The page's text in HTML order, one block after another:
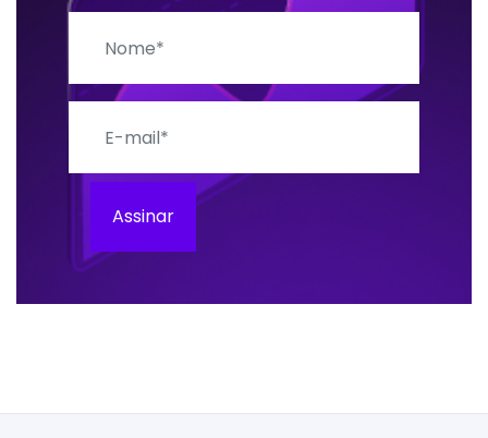
Assinar